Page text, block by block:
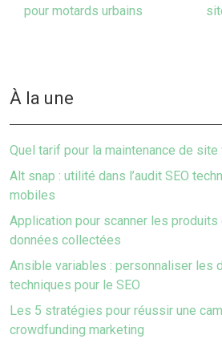
pour motards urbains
À la une
Quel tarif pour la maintenance de
Alt snap : utilité dans l’audit SEO
mobiles
Application pour scanner les produits
données collectées
Ansible variables : personnaliser les
techniques pour le SEO
Les 5 stratégies pour réussir une
crowdfunding marketing